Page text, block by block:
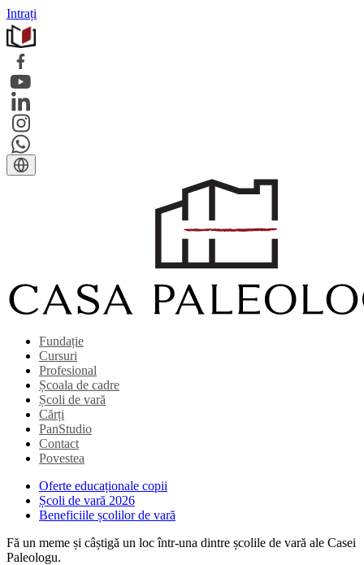
Intrați
Fundație
Cursuri
Profesional
Școala de cadre
Școli de vară
Cărți
PanStudio
Contact
Povestea
Oferte educaționale copii
Școli de vară 2026
Beneficiile școlilor de vară
Fă un meme și câștigă un loc într-una dintre școlile de vară ale Casei
Paleologu.